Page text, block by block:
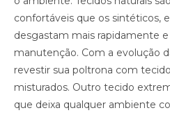
confortáveis que os sintéticos,
desgastam mais rapidamente
manutenção. Com a evolução
revestir sua poltrona com
misturados. Outro tecido
que deixa qualquer ambiente